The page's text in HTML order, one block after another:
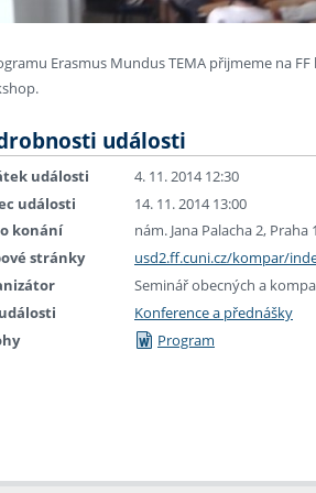
Erasmus Mundus TEMA přijmeme na
události
události
4. 11. 2014 12:30
události
14. 11. 2014 13:00
konání
nám. Jana Palacha 2, Praha
stránky
usd2.ff.cuni.cz/kompar/
Seminář obecných a
Konference a přednášky
Program